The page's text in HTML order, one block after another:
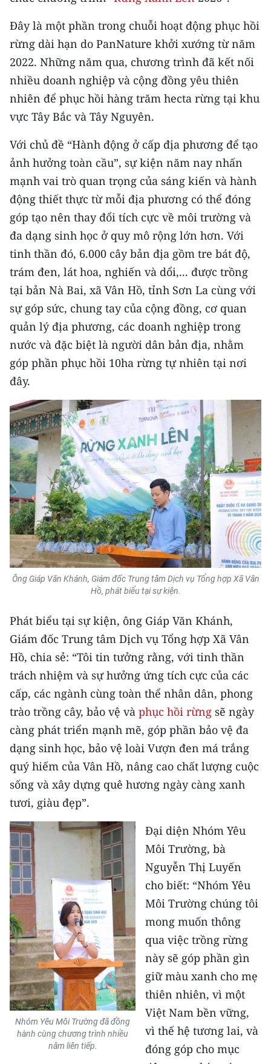
RADIO
MEDIA CENTER
E-Magazine
Video
Media Chính trị
Media Kinh tế
Media Văn hóa
Media Xã hội
Media Pháp luật
Media Du lịch
Media Thế giới
Media Thể thao
Media Giáo dục
Media Y tế
Media Khoa học - Công nghệ
Media Môi trường
Ảnh
Infographic
TIN MỚI
TIN ĐỊA PHƯƠNG
Trung du và miền núi phía Bắc
Đồng bằng sông Hồng
Bắc Trung Bộ
Duyên hải Nam Trung Bộ và Tây
Nguyên
Đông Nam Bộ
Đồng bằng sông Cửu Long
Chuyên trang Hà Nội
Chuyên trang TP. Hồ Chí Minh
CHUYÊN ĐỀ
CÁC CHUYÊN TRANG
VỀ BÁO NHÂN DÂN
THỜI NAY
NHÂN DÂN CUỐI TUẦN
NHÂN DÂN HẰNG THÁNG
MUA BÁO
ĐỌC BÁO IN
Đây là một phần trong chuỗi hoạt động phục hồi
rừng dài hạn do PanNature khởi xướng từ năm
2022. Những năm qua, chương trình đã kết nối
nhiều doanh nghiệp và cộng đồng yêu thiên
nhiên để phục hồi hàng trăm hecta rừng tại khu
vực Tây Bắc và Tây Nguyên.
Với chủ đề “Hành động ở cấp địa phương để tạo
ảnh hưởng toàn cầu”, sự kiện năm nay nhấn
mạnh vai trò quan trọng của sáng kiến và hành
động thiết thực từ mỗi địa phương có thể đóng
góp tạo nên thay đổi tích cực về môi trường và
đa dạng sinh học ở quy mô rộng lớn hơn. Với
tinh thần đó, 6.000 cây bản địa gồm tre bát độ,
trám đen, lát hoa, nghiến và dổi,... được trồng
tại bản Nà Bai, xã Vân Hồ, tỉnh Sơn La cùng với
sự góp sức, chung tay của cộng đồng, cơ quan
quản lý địa phương, các doanh nghiệp trong
nước và đặc biệt là người dân bản địa, nhằm
góp phần phục hồi 10ha rừng tự nhiên tại nơi
đây.
Ông Giáp Văn Khánh, Giám đốc Trung tâm Dịch vụ Tổng hợp Xã Vân
Hồ, phát biểu tại sự kiện.
Phát biểu tại sự kiện, ông Giáp Văn Khánh,
Giám đốc Trung tâm Dịch vụ Tổng hợp Xã Vân
Hồ, chia sẻ: “Tôi tin tưởng rằng, với tinh thần
trách nhiệm và sự hưởng ứng tích cực của các
cấp, các ngành cùng toàn thể nhân dân, phong
trào trồng cây, bảo vệ và phục hồi rừng sẽ ngày
càng phát triển mạnh mẽ, góp phần bảo vệ đa
dạng sinh học, bảo vệ loài Vượn đen má trắng
quý hiếm của Vân Hồ, nâng cao chất lượng cuộc
sống và xây dựng quê hương ngày càng xanh
tươi, giàu đẹp”.
Nhóm Yêu Môi Trường đã đồng
hành cùng chương trình nhiều
năm liên tiếp.
Đại diện Nhóm Yêu
Môi Trường, bà
Nguyễn Thị Luyến
cho biết: “Nhóm Yêu
Môi Trường chúng tôi
mong muốn thông
qua việc trồng rừng
này sẽ góp phần gìn
giữ màu xanh cho mẹ
thiên nhiên, vì một
Việt Nam bền vững,
vì thế hệ tương lai, và
đóng góp cho mục